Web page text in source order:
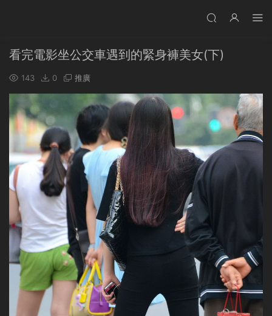
看完電影坐公交車遇到的緊身褲美女(下)
143 0 推廣